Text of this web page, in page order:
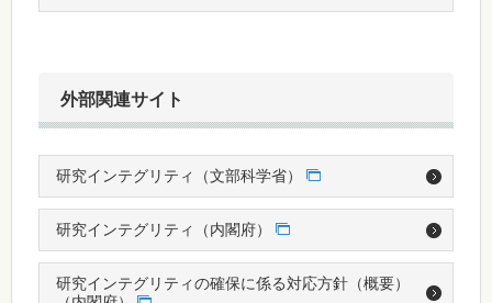
外部関連サイト
研究インテグリティ（文部科学省）
研究インテグリティ（内閣府）
研究インテグリティの確保に係る対応方針（概要）